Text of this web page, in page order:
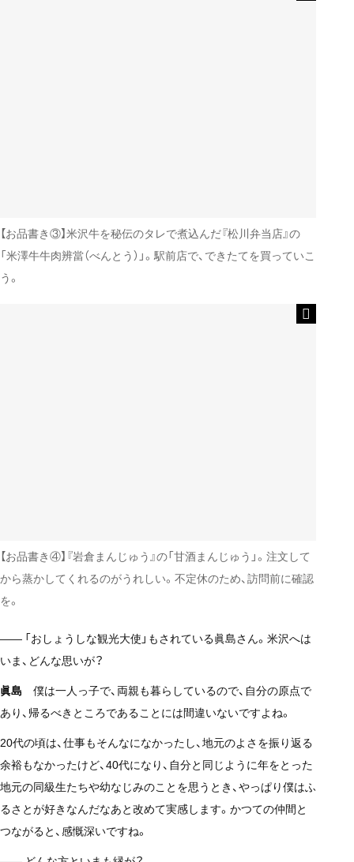
【お品書き③】米沢牛を秘伝のタレで煮込んだ『松川弁当店』の
「米澤牛牛肉辨當（べんとう）」。駅前店で、できたてを買っていこ
う。
【お品書き④】『岩倉まんじゅう』の「甘酒まんじゅう」。注文して
から蒸かしてくれるのがうれしい。不定休のため、訪問前に確認
を。
—— 「おしょうしな観光大使」もされている眞島さん。米沢へは
いま、どんな思いが？
眞島 僕は一人っ子で、両親も暮らしているので、自分の原点で
あり、帰るべきところであることには間違いないですよね。
20代の頃は、仕事もそんなになかったし、地元のよさを振り返る
余裕もなかったけど、40代になり、自分と同じように年をとった
地元の同級生たちや幼なじみのことを思うとき、やっぱり僕はふ
るさとが好きなんだなあと改めて実感します。かつての仲間と
つながると、感慨深いですね。